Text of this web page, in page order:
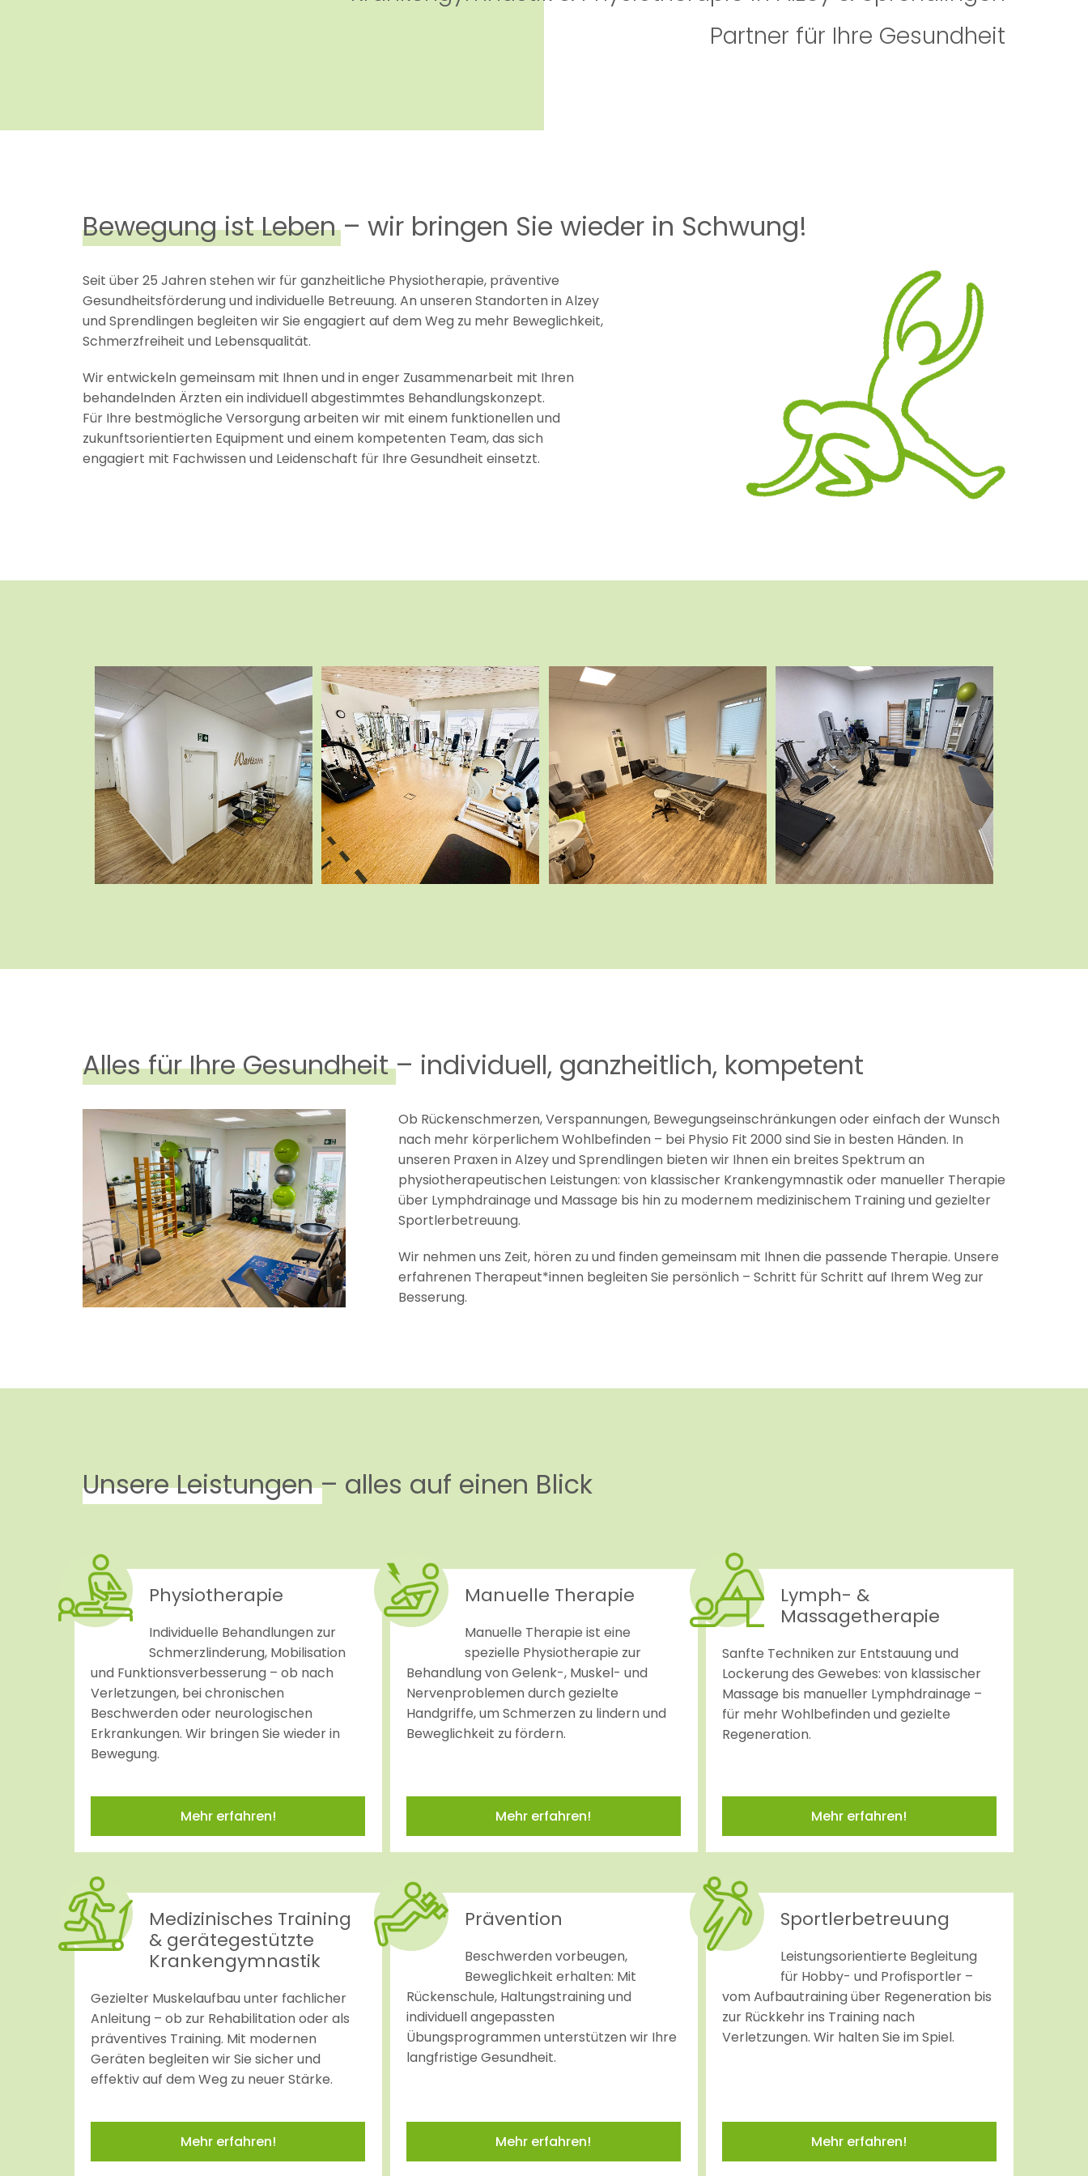
Partner für Ihre Gesundheit
Bewegung ist Leben – wir bringen Sie wieder in Schwung!
Seit über 25 Jahren stehen wir für ganzheitliche Physiotherapie, präventive
Gesundheitsförderung und individuelle Betreuung. An unseren Standorten in Alzey
und Sprendlingen begleiten wir Sie engagiert auf dem Weg zu mehr Beweglichkeit,
Schmerzfreiheit und Lebensqualität.
Wir entwickeln gemeinsam mit Ihnen und in enger Zusammenarbeit mit Ihren
behandelnden Ärzten ein individuell abgestimmtes Behandlungskonzept.
Für Ihre bestmögliche Versorgung arbeiten wir mit einem funktionellen und
zukunftsorientierten Equipment und einem kompetenten Team, das sich
engagiert mit Fachwissen und Leidenschaft für Ihre Gesundheit einsetzt.
Alles für Ihre Gesundheit – individuell, ganzheitlich, kompetent
Ob Rückenschmerzen, Verspannungen, Bewegungseinschränkungen oder einfach der Wunsch
nach mehr körperlichem Wohlbefinden – bei Physio Fit 2000 sind Sie in besten Händen. In
unseren Praxen in Alzey und Sprendlingen bieten wir Ihnen ein breites Spektrum an
physiotherapeutischen Leistungen: von klassischer Krankengymnastik oder manueller Therapie
über Lymphdrainage und Massage bis hin zu modernem medizinischem Training und gezielter
Sportlerbetreuung.
Wir nehmen uns Zeit, hören zu und finden gemeinsam mit Ihnen die passende Therapie. Unsere
erfahrenen Therapeut*innen begleiten Sie persönlich – Schritt für Schritt auf Ihrem Weg zur
Besserung.
Unsere Leistungen – alles auf einen Blick
Physiotherapie
Individuelle Behandlungen zur
Schmerzlinderung, Mobilisation
und Funktionsverbesserung – ob nach
Verletzungen, bei chronischen
Beschwerden oder neurologischen
Erkrankungen. Wir bringen Sie wieder in
Bewegung.
Mehr erfahren!
Manuelle Therapie
Manuelle Therapie ist eine
spezielle Physiotherapie zur
Behandlung von Gelenk-, Muskel- und
Nervenproblemen durch gezielte
Handgriffe, um Schmerzen zu lindern und
Beweglichkeit zu fördern.
Mehr erfahren!
Lymph- &
Massagetherapie
Sanfte Techniken zur Entstauung und
Lockerung des Gewebes: von klassischer
Massage bis manueller Lymphdrainage –
für mehr Wohlbefinden und gezielte
Regeneration.
Mehr erfahren!
Medizinisches Training
& gerätegestützte
Krankengymnastik
Gezielter Muskelaufbau unter fachlicher
Anleitung – ob zur Rehabilitation oder als
präventives Training. Mit modernen
Geräten begleiten wir Sie sicher und
effektiv auf dem Weg zu neuer Stärke.
Mehr erfahren!
Prävention
Beschwerden vorbeugen,
Beweglichkeit erhalten: Mit
Rückenschule, Haltungstraining und
individuell angepassten
Übungsprogrammen unterstützen wir Ihre
langfristige Gesundheit.
Mehr erfahren!
Sportlerbetreuung
Leistungsorientierte Begleitung
für Hobby- und Profisportler –
vom Aufbautraining über Regeneration bis
zur Rückkehr ins Training nach
Verletzungen. Wir halten Sie im Spiel.
Mehr erfahren!